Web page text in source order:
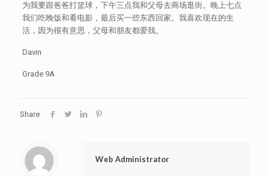
为我要跟爸爸打篮球，下午三点我和父母去商场逛街。晚上七点
我们吃晚饭和看电影，最后买一些东西回家。我喜欢现在的生
活，因为很有意思，父母和朋友都爱我。
Davin
Grade 9A
Share
Web Administrator